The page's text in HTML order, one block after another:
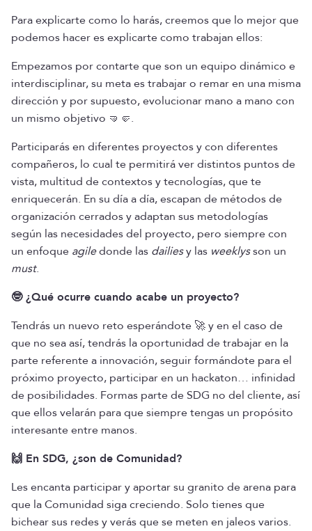
Para explicarte como lo harás, creemos que lo mejor que
podemos hacer es explicarte como trabajan ellos:
Empezamos por contarte que son un equipo dinámico e
interdisciplinar, su meta es trabajar o remar en una misma
dirección y por supuesto, evolucionar mano a mano con
un mismo objetivo 🤜🤛.
Participarás en diferentes proyectos y con diferentes
compañeros, lo cual te permitirá ver distintos puntos de
vista, multitud de contextos y tecnologías, que te
enriquecerán. En su día a día, escapan de métodos de
organización cerrados y adaptan sus metodologías
según las necesidades del proyecto, pero siempre con
un enfoque agiledonde las dailiesy las weeklysson un
must.
🤓 ¿Qué ocurre cuando acabe un proyecto?
Tendrás un nuevo reto esperándote 🚀 y en el caso de
que no sea así, tendrás la oportunidad de trabajar en la
parte referente a innovación, seguir formándote para el
próximo proyecto, participar en un hackaton… infinidad
de posibilidades. Formas parte de SDG no del cliente, así
que ellos velarán para que siempre tengas un propósito
interesante entre manos.
🙌 En SDG, ¿son de Comunidad?
Les encanta participar y aportar su granito de arena para
que la Comunidad siga creciendo. Solo tienes que
bichear sus redes y verás que se meten en jaleos varios.